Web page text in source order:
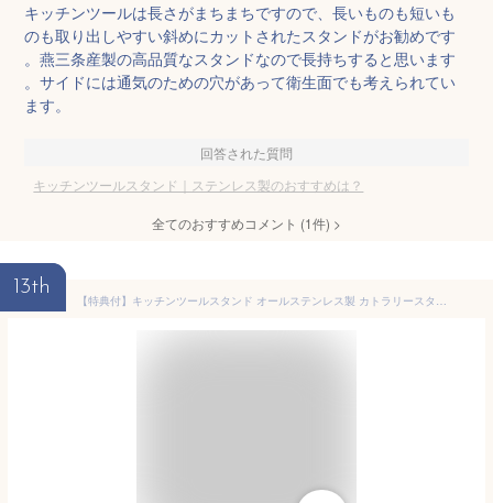
キッチンツールは長さがまちまちですので、長いものも短いも
のも取り出しやすい斜めにカットされたスタンドがお勧めです
。燕三条産製の高品質なスタンドなので長持ちすると思います
。サイドには通気のための穴があって衛生面でも考えられてい
ます。
回答された質問
キッチンツールスタンド｜ステンレス製のおすすめは？
全てのおすすめコメント (1件) >
13th
【特典付】キッチンツールスタンド オールステンレス製 カトラリースタンド 調理道具立て 食洗機対応 箸立て ツールボックス ツールスタンド ステンレス 小物 立てる 箸置き 収納 筒 円柱 カトラリー入れ おたま スプーン フォーク 菜箸 入れ 収納 置き 霜山